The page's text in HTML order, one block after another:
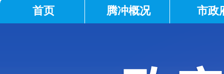
首页 腾冲概况 市政